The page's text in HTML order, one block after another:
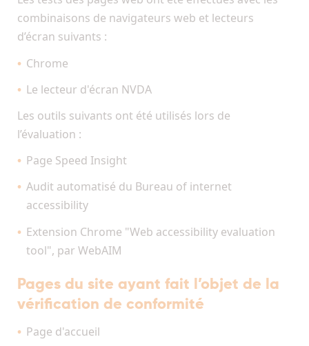
combinaisons de navigateurs web et lecteurs
d’écran suivants :
Chrome
Le lecteur d'écran NVDA
Les outils suivants ont été utilisés lors de
l’évaluation :
Page Speed Insight
Audit automatisé du Bureau of internet
accessibility
Extension Chrome "Web accessibility evaluation
tool", par WebAIM
Pages du site ayant fait l’objet de la
vérification de conformité
Page d'accueil